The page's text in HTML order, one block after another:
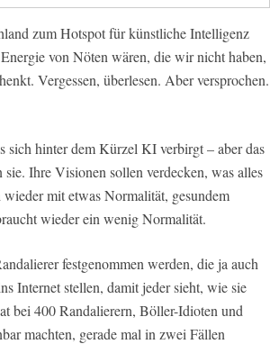
zum Hotspot für künstliche Intelligenz
von Nöten wären, die wir nicht haben,
Vergessen, überlesen. Aber versprochen.
sich hinter dem Kürzel KI verbirgt – aber das
Ihre Visionen sollen verdecken, was alles
mit etwas Normalität, gesundem
wieder ein wenig Normalität.
festgenommen werden, die ja auch
Internet stellen, damit jeder sieht, wie sie
bei 400 Randalierern, Böller-Idioten und
machten, gerade mal in zwei Fällen